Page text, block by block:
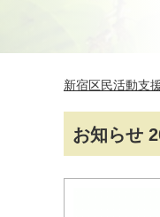
新宿区民活動支
お知らせ